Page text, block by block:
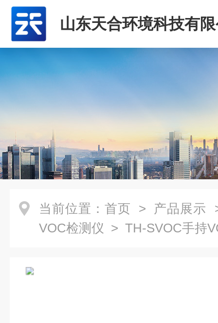
山东天合环境科技有
当前位置： 首页 > 产品展示
VOC检测仪 > TH-SVOC手持